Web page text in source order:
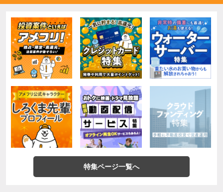
特集ページ一覧へ